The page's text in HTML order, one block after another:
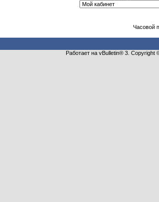
Часовой
Работает на vBulletin® 3.